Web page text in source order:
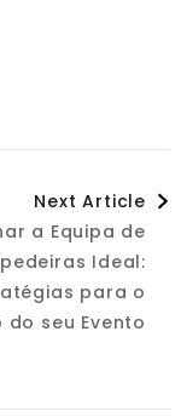
Next Article
a Equipa de
Ideal:
para o
do seu Evento